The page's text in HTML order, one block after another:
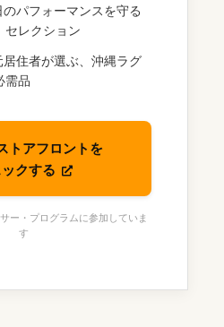
のパフォーマンスを守る
セレクション
居住者が選ぶ、沖縄ラグ
需品
トアフロントを
クする
ー・プログラムに参加していま
す